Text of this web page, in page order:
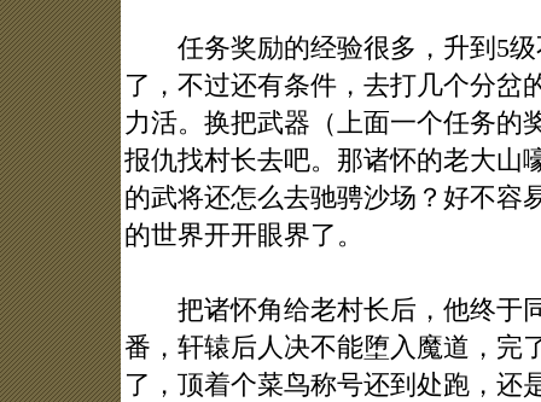
任务奖励的经验很多，升到5级
了，不过还有条件，去打几个分岔
力活。换把武器（上面一个任务的
报仇找村长去吧。那诸怀的老大山
的武将还怎么去驰骋沙场？好不容
的世界开开眼界了。
把诸怀角给老村长后，他终于
番，轩辕后人决不能堕入魔道，完
了，顶着个菜鸟称号还到处跑，还